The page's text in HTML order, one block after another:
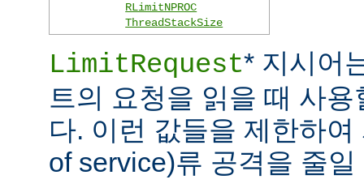
RLimitNPROC
ThreadStackSize
LimitRequest* 지시어
트의 요청을 읽을 때 사
다. 이런 값들을 제한하
of service)류 공격을 줄일